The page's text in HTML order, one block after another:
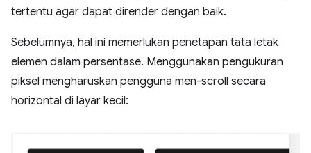
tertentu agar dapat dirender dengan baik.
Sebelumnya, hal ini memerlukan penetapan tata letak
elemen dalam persentase. Menggunakan pengukuran
piksel mengharuskan pengguna men-scroll secara
horizontal di layar kecil: